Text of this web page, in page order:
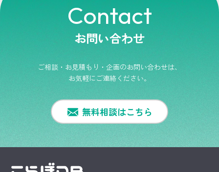
Contact
お問い合わせ
ご相談・お見積もり・企画のお問い合わせは、
お気軽にご連絡ください。
無料相談はこちら